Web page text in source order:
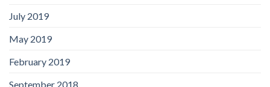
July 2019
May 2019
February 2019
September 2018